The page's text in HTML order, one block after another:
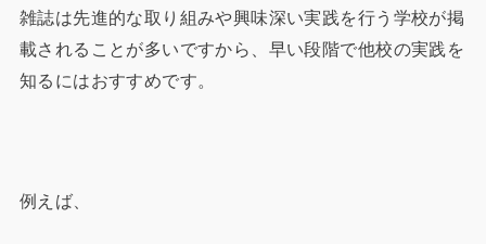
雑誌は先進的な取り組みや興味深い実践を行う学校が掲
載されることが多いですから、早い段階で他校の実践を
知るにはおすすめです。
例えば、